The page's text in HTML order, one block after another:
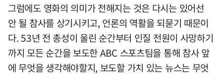
그럼에도 영화의 의미가 전해지는 것은 다시는 있어선
안 될 참사를 상기시키고, 언론의 역활을 되묻기 때문이
다. 53년 전 총성이 울린 순간부터 인질 전원이 사망하기
까지 모든 순간을 보도한 ABC 스포츠팀을 통해 참사 앞
에 무엇을 생각해야할지, 보도할 가치 있는 뉴스는 무엇